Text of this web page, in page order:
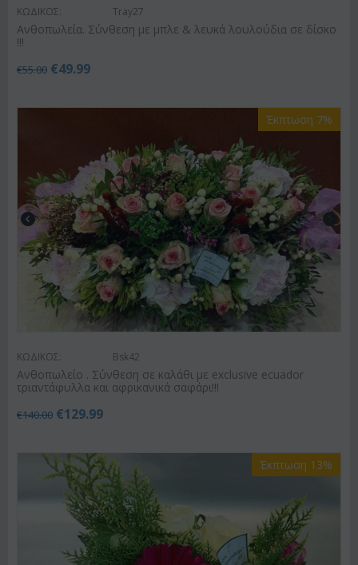
ΚΩΔΙΚΟΣ: Tray27
Ανθοπωλεία. Σύνθεση με μπλε & λευκά λουλούδια σε δίσκο
!!!
€55.00 €49.99
Έκπτωση 7%
ΚΩΔΙΚΟΣ: Bsk42
Ανθοπωλείο . Σύνθεση σε καλάθι με exclusive ecuador
τριαντάφυλλα και αφρικανικά σαφάρι!!!
€140.00 €129.99
Έκπτωση 13%